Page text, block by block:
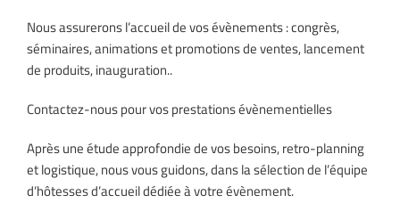
Nous assurerons l’accueil de vos évènements : congrès,
séminaires, animations et promotions de ventes, lancement
de produits, inauguration..
Contactez-nous pour vos prestations évènementielles
Après une étude approfondie de vos besoins, retro-planning
et logistique, nous vous guidons, dans la sélection de l’équipe
d’hôtesses d’accueil dédiée à votre évènement.